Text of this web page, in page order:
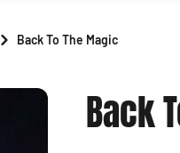
Back To The Magic
Back